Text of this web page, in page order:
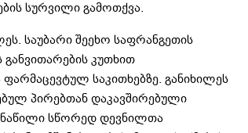
სურვილი გამოთქვა.
საუბარი შეეხო საფრანგეთის
კუთხით
საკითხებზე. განიხილეს
პირებთან დაკავშირებული
ნაწილი სწორედ დევნილთა